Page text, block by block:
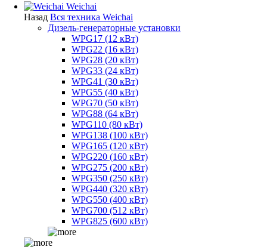
Weichai
Назад Вся техника Weichai
Дизель-генераторные установки
WPG17 (12 кВт)
WPG22 (16 кВт)
WPG28 (20 кВт)
WPG33 (24 кВт)
WPG41 (30 кВт)
WPG55 (40 кВт)
WPG70 (50 кВт)
WPG88 (64 кВт)
WPG110 (80 кВт)
WPG138 (100 кВт)
WPG165 (120 кВт)
WPG220 (160 кВт)
WPG275 (200 кВт)
WPG350 (250 кВт)
WPG440 (320 кВт)
WPG550 (400 кВт)
WPG700 (512 кВт)
WPG825 (600 кВт)